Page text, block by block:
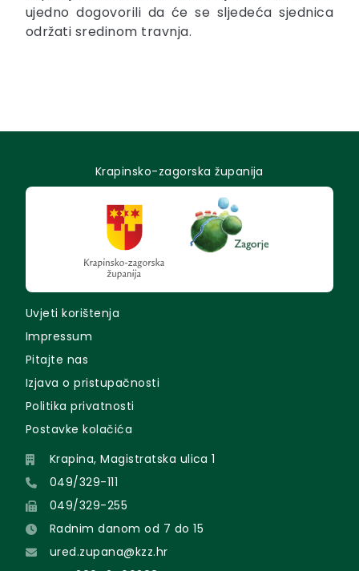
ujedno dogovorili da će se sljedeća sjednica
održati sredinom travnja.
Krapinsko-zagorska županija
Uvjeti korištenja
Impressum
Pitajte nas
Izjava o pristupačnosti
Politika privatnosti
Postavke kolačića
Krapina, Magistratska ulica 1
049/329-111
049/329-255
Radnim danom od 7 do 15
ured.zupana@kzz.hr